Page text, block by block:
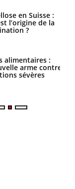
: ce que
pourront
est ce
autorisé aux
?